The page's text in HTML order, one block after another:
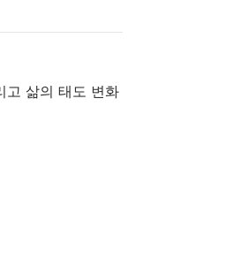
고 삶의 태도 변화